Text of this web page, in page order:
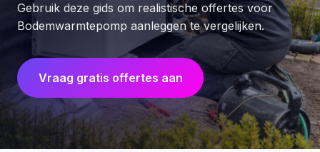
Gebruik deze gids om realistische offertes voor
Bodemwarmtepomp aanleggen te vergelijken.
Vraag gratis offertes aan